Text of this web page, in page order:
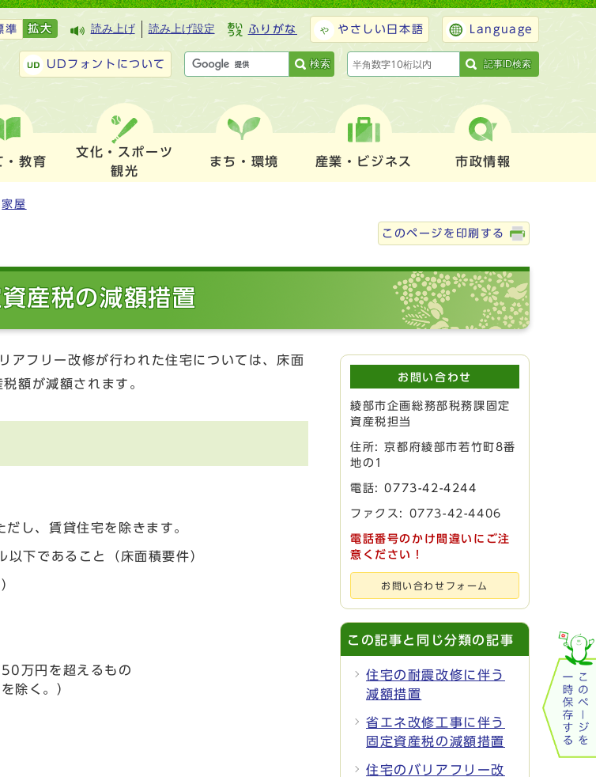
準 拡大 読み上げ 読み上げ設定 ふりがな やさしい日本語 Language
UDフォントについて 検索 記事ID検索
・教育
文化・スポーツ
観光
まち・環境 産業・ビジネス 市政情報
家屋
このページを印刷する
産税の減額措置
フリー改修が行われた住宅については、床面
額が減額されます。
し、賃貸住宅を除きます。
下であること（床面積要件）
万円を超えるもの
除く。）
お問い合わせ
綾部市企画総務部税務課固定
資産税担当
住所: 京都府綾部市若竹町8番
地の1
電話:0773-42-4244
ファクス: 0773-42-4406
電話番号のかけ間違いにご注
意ください！
お問い合わせフォーム
この記事と同じ分類の記事
住宅の耐震改修に伴う
減額措置
省エネ改修工事に伴う
固定資産税の減額措置
住宅のバリアフリー改